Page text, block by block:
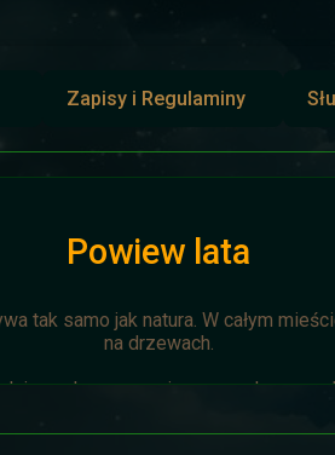
Zapisy i Regulaminy
Powiew lata
tak samo jak natura. W całym
na drzewach.
anulowana z winy prowadzącego.